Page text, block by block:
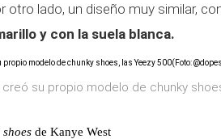
otro lado, un diseño muy similar,
y con la suela blanca.
su propio modelo de chunky
de Kanye West